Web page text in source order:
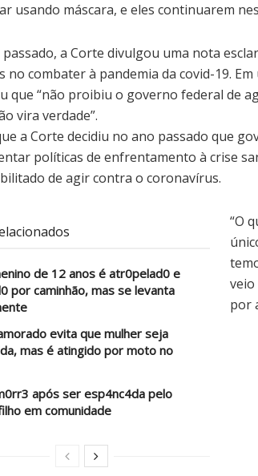
usando máscara, e eles continuarem
passado, a Corte divulgou uma nota
no combater à pandemia da covid-19.
que “não proibiu o governo federal de
vira verdade”.
a Corte decidiu no ano passado que
políticas de enfrentamento à crise
de agir contra o coronavírus.
de 12 anos é atr0pelad0 e
por caminhão, mas se levanta
evita que mulher seja
mas é atingido por moto no
após ser esp4nc4da pelo
em comunidade
“O
por